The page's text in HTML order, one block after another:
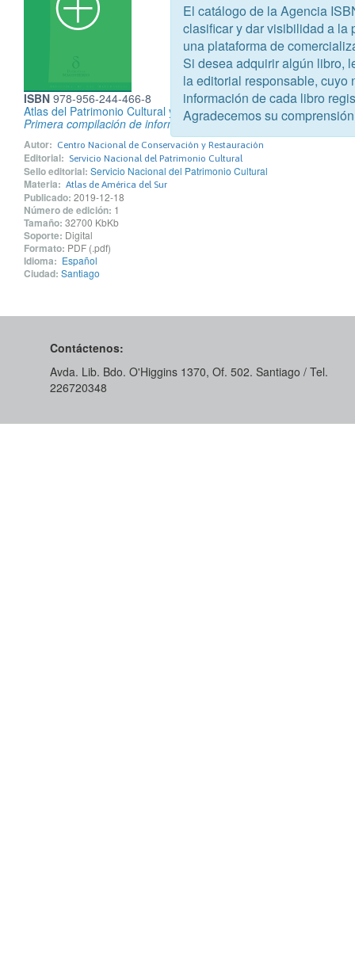
ISBN 978-956-244-466-8
Atlas del Patrimonio Cultural y Natural
Primera compilación de información geoespacial. Chile 2016.
Autor: Centro Nacional de Conservación y Restauración
Editorial: Servicio Nacional del Patrimonio Cultural
Sello editorial: Servicio Nacional del Patrimonio Cultural
Materia: Atlas de América del Sur
Publicado: 2019-12-18
Número de edición: 1
Tamaño: 32700 KbKb
Soporte: Digital
Formato: PDF (.pdf)
Idioma: Español
Ciudad: Santiago
Contáctenos:
Avda. Lib. Bdo. O'Higgins 1370, Of. 502. Santiago / Tel.
226720348
El catálogo de la Agencia
clasificar y dar visibilidad a la
una plataforma de
Si desea adquirir algún libro,
la editorial responsable, cuyo
información de cada libro
Agradecemos su